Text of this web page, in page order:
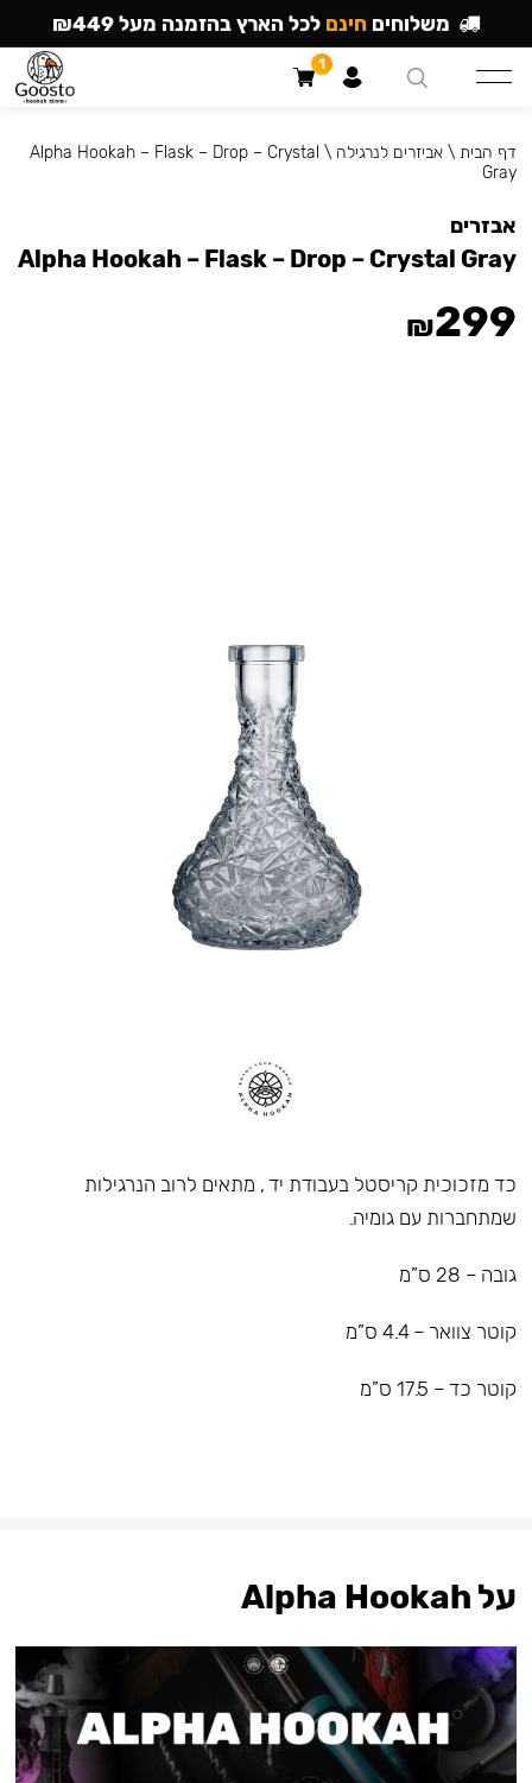
כד מזכוכית קריסטל בעבודת יד , מתאים לרוב הנרגילות
שמתחברות עם גומיה.
גובה – 28 ס”מ
קוטר צוואר – 4.4 ס”מ
קוטר כד – 17.5 ס”מ
דף הבית \אביזרים לנרגילה \
Alpha Hookah – Flask – Drop – Crystal
Gray
אבזרים
Alpha Hookah – Flask – Drop – Crystal Gray
₪299
על Alpha Hookah
משלוחים חינם לכל הארץ בהזמנה מעל ₪449
1